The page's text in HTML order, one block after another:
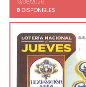
9 DISPONIBLES